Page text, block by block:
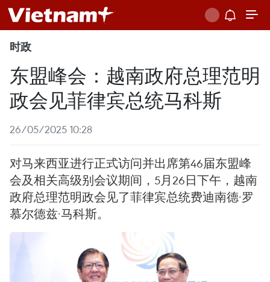
时政
东盟峰会：越南政府总理范明
政会见菲律宾总统马科斯
26/05/2025 10:28
对马来西亚进行正式访问并出席第46届东盟峰
会及相关高级别会议期间，5月26日下午，越南
政府总理范明政会见了菲律宾总统费迪南德·罗
慕尔德兹·马科斯。